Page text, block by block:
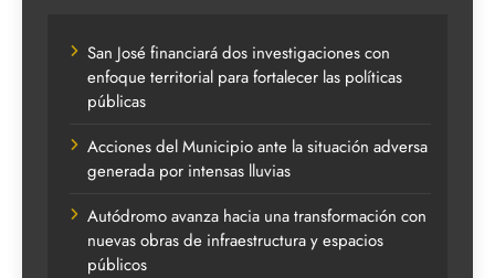
San José financiará dos investigaciones con
enfoque territorial para fortalecer las políticas
públicas
Acciones del Municipio ante la situación adversa
generada por intensas lluvias
Autódromo avanza hacia una transformación con
nuevas obras de infraestructura y espacios
públicos